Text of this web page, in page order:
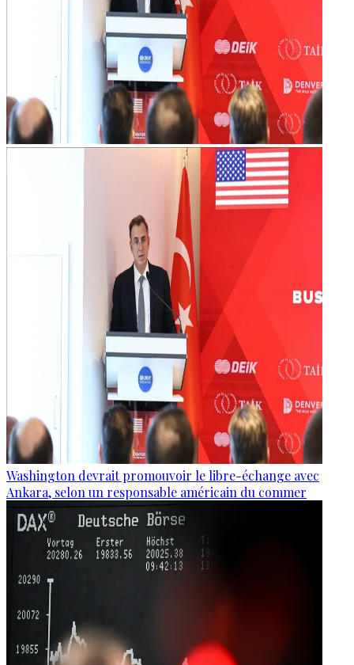
Washington devrait promouvoir le libre-échange avec
Ankara, selon un responsable américain du commer